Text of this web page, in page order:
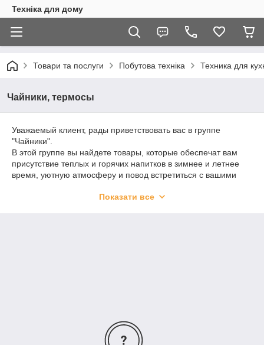
Техніка для дому
Товари та послуги Побутова техніка Техника для
Чайники, термосы
Уважаемый клиент, рады приветствовать вас в группе
"Чайники".
В этой группе вы найдете товары, которые обеспечат вам
присутствие теплых и горячих напитков в зимнее и летнее
время, уютную атмосферу и повод встретиться с вашими
При подборке товаров мы опирались на запросы наших
Показати все